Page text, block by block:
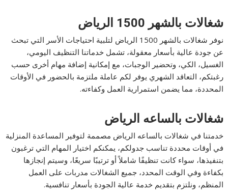
شغالات بالشهر 1500 الرياض
نوفر شغالات بالشهر 1500 الرياض لتلبية احتياجات الأسر التي تبحث
عن جودة عالية بأسعار معقولة، تشمل خدماتنا التنظيف اليومي،
الغسيل، الكي، وتحضير الوجبات، مع إمكانية إضافة مهام أخرى حسب
رغبتكم، التعاقد الشهري يوفر لكم عاملة ملتزمة بالحضور في الأوقات
المحددة، مما يضمن استمرارية العمل وكفاءته.
شغالات بالساعه الرياض
خدمتنا في شغالات بالساعه الرياض مصممة لتوفير المساعدة المنزلية
في أوقات محددة تناسب جدولكم، يمكنكم اختيار المهام التي ترغبون
بتنفيذها، سواء كانت تنظيفًا شاملاً أو ترتيبًا سريعًا، وسيتم إنجازها
بكفاءة وفي الوقت المحدد، جميع الشغالات مدربات على العمل
المنظم، ونلتزم بتقديم خدمة عالية الجودة بأسعار تنافسية.